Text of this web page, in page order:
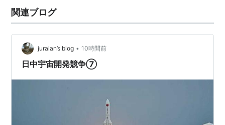
サッカーで、シュートをゴールマウスよりはるか高くに
打ち上げてしまうことを意味する俗語。
関連ブログ
juraian’s blog • 10時間前
日中宇宙開発競争⑦